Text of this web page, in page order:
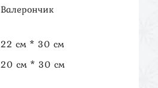
Валерончик
22 см * 30 см
20 см * 30 см